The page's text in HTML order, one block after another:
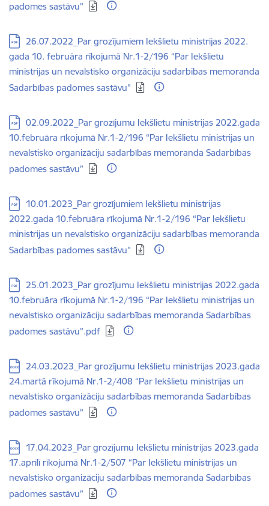
padomes sastāvu”
Lejupielādēt:
26.07.2022_Par grozījumiem Iekšlietu ministrijas 2022.
gada 10. februāra rīkojumā Nr.1-2/196 “Par Iekšlietu
ministrijas un nevalstisko organizāciju sadarbības memoranda
Sadarbības padomes sastāvu”
Lejupielādēt:
02.09.2022_Par grozījumu Iekšlietu ministrijas 2022.gada
10.februāra rīkojumā Nr.1-2/196 “Par Iekšlietu ministrijas un
nevalstisko organizāciju sadarbības memoranda Sadarbības
padomes sastāvu”
Lejupielādēt:
10.01.2023_Par grozījumiem Iekšlietu ministrijas
2022.gada 10.februāra rīkojumā Nr.1-2/196 “Par Iekšlietu
ministrijas un nevalstisko organizāciju sadarbības memoranda
Sadarbības padomes sastāvu”
Lejupielādēt:
25.01.2023_Par grozījumu Iekšlietu ministrijas 2022.gada
10.februāra rīkojumā Nr.1-2/196 “Par Iekšlietu ministrijas un
nevalstisko organizāciju sadarbības memoranda Sadarbības
padomes sastāvu”.pdf
Lejupielādēt:
24.03.2023_Par grozījumu Iekšlietu ministrijas 2023.gada
24.martā rīkojumā Nr.1-2/408 “Par Iekšlietu ministrijas un
nevalstisko organizāciju sadarbības memoranda Sadarbības
padomes sastāvu”
Lejupielādēt:
17.04.2023_Par grozījumu Iekšlietu ministrijas 2023.gada
17.aprīlī rīkojumā Nr.1-2/507 “Par Iekšlietu ministrijas un
nevalstisko organizāciju sadarbības memoranda Sadarbības
padomes sastāvu”